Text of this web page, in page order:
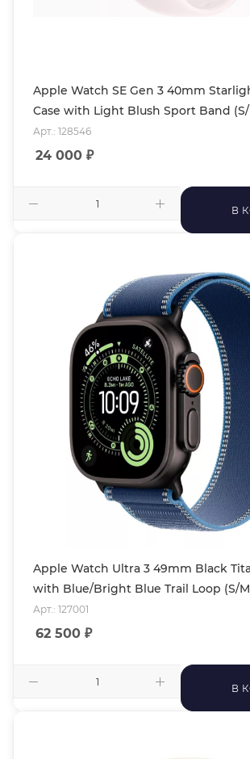
Apple Watch SE Gen 3 40mm
Case with Light Blush Sport Band
Арт.: 128546
24 000 ₽
В
Apple Watch Ultra 3 49mm Black
with Blue/Bright Blue Trail Loop (S/
Арт.: 127001
62 500 ₽
В